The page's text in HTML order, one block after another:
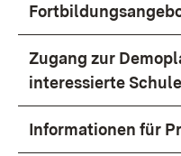
Zugang zur
interessierte
Informationen für